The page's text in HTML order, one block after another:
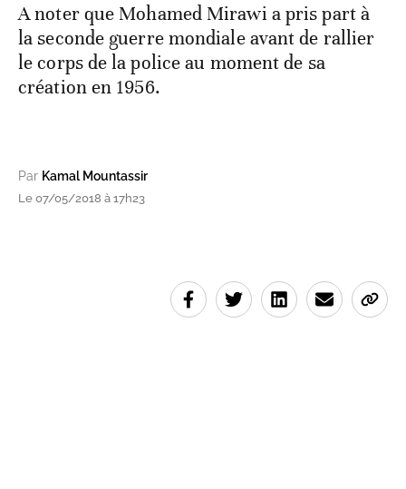
A noter que Mohamed Mirawi a pris part à
la seconde guerre mondiale avant de rallier
le corps de la police au moment de sa
création en 1956.
Par Kamal Mountassir
Le 07/05/2018 à 17h23